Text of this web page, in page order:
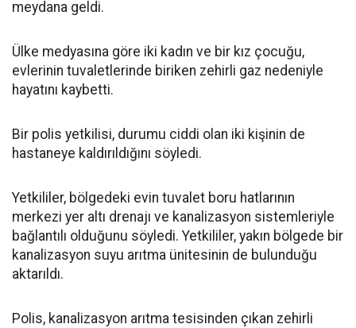
meydana geldi.
Ülke medyasına göre iki kadın ve bir kız çocuğu,
evlerinin tuvaletlerinde biriken zehirli gaz nedeniyle
hayatını kaybetti.
Bir polis yetkilisi, durumu ciddi olan iki kişinin de
hastaneye kaldırıldığını söyledi.
Yetkililer, bölgedeki evin tuvalet boru hatlarının
merkezi yer altı drenajı ve kanalizasyon sistemleriyle
bağlantılı olduğunu söyledi. Yetkililer, yakın bölgede bir
kanalizasyon suyu arıtma ünitesinin de bulunduğu
aktarıldı.
Polis, kanalizasyon arıtma tesisinden çıkan zehirli